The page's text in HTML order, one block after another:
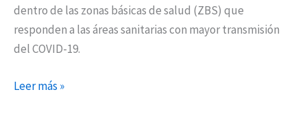
dentro de las zonas básicas de salud (ZBS) que
responden a las áreas sanitarias con mayor transmisión
del COVID-19.
Leer más »